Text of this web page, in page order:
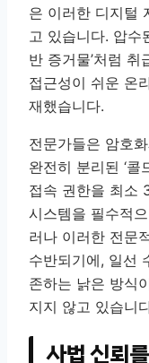
은 이러한 디지털
고 있습니다. 압수
반 증거물’처럼
접근성이 쉬운 온
재했습니다.
전문가들은 암호
완전히 분리된 ‘
접속 권한을 최소
시스템을 필수적
러나 이러한 전문
수반되기에, 일선
존하는 낡은 방식
지지 않고 있습니
사법 신뢰